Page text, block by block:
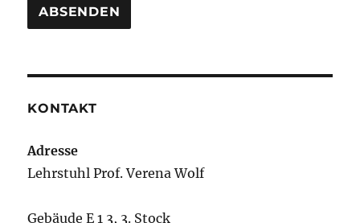
KONTAKT
Adresse
Lehrstuhl Prof. Verena Wolf
Gebäude E 1 3, 3. Stock